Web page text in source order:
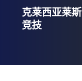
克莱西亚莱斯
竞技